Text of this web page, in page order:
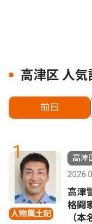
高津区 人
前日
1
人物風土記
高津
高津
格闘
（